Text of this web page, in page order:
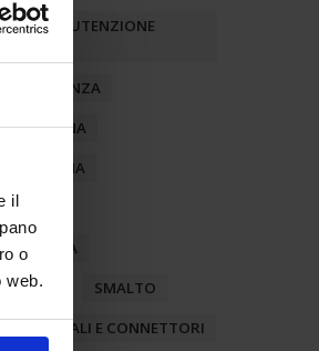
il
o
web.
E MANUTENZIONE
DETERGENZA
ESTERNA
INTERNA
CORTESIA
SMALTO
TERMINALI E CONNETTORI